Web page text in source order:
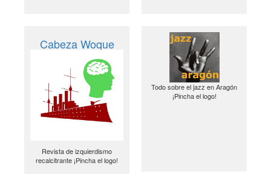
Cabeza Woque
Revista de izquierdismo
recalcitrante ¡Pincha el logo!
Todo sobre el jazz en Aragón
¡Pincha el logo!